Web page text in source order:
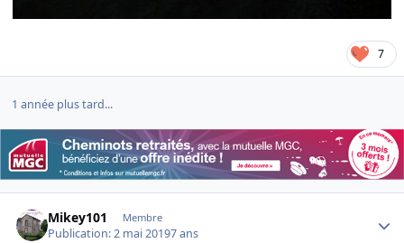
7
1 année plus tard...
Mikey101 Membre
Publication:2 mai 20197 ans